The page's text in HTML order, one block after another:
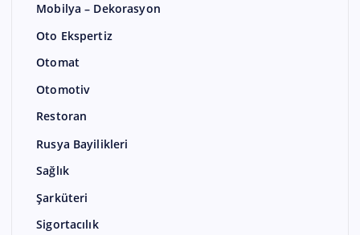
Mobilya – Dekorasyon
Oto Ekspertiz
Otomat
Otomotiv
Restoran
Rusya Bayilikleri
Sağlık
Şarküteri
Sigortacılık